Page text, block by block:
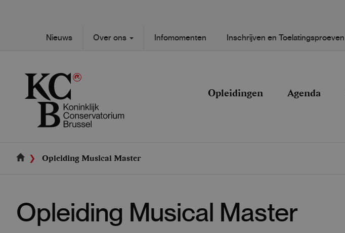
Secondary
navigation
Nieuws Over ons Infomomenten Inschrijven en Toelatingsproeven
navigation
Opleidingen Agenda
Opleiding Musical Master
Opleiding Musical Master